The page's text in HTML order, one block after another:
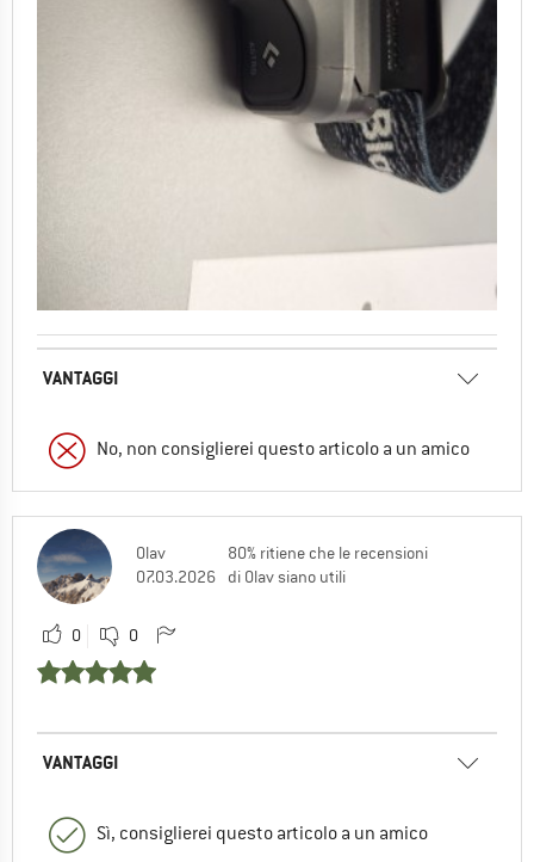
VANTAGGI
No, non consiglierei questo articolo a un amico
Olav
07.03.2026
80% ritiene che le recensioni
di Olav siano utili
0 0
VANTAGGI
Sì, consiglierei questo articolo a un amico